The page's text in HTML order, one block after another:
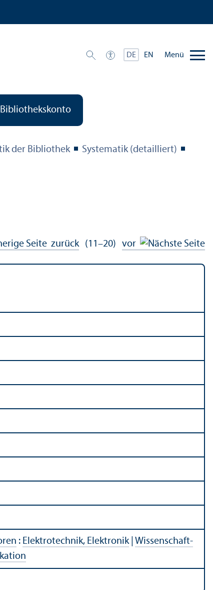
DE EN Menü
Bibliothekskonto
der Bibliothek
Systematik (detailliert)
zurück(11–20) vor
: Elektrotechnik, Elektronik| Wissenschaft­